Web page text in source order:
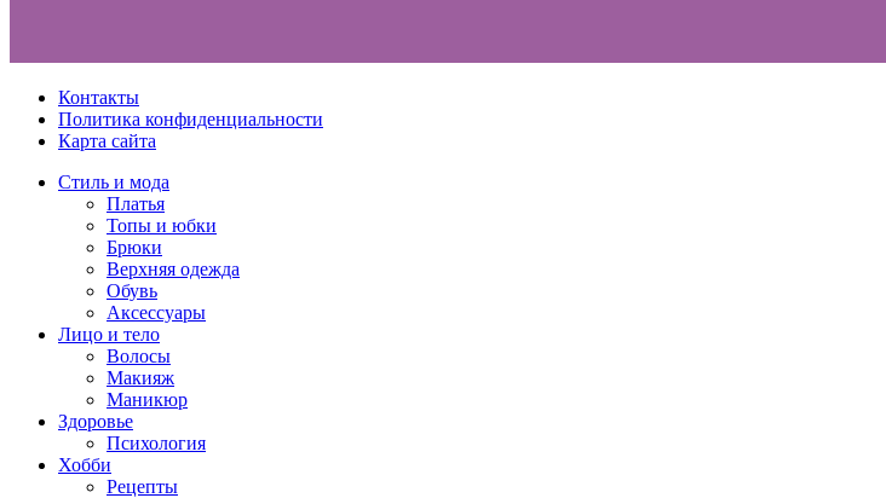
Контакты
Политика конфиденциальности
Карта сайта
Стиль и мода
Платья
Топы и юбки
Брюки
Верхняя одежда
Обувь
Аксессуары
Лицо и тело
Волосы
Макияж
Маникюр
Здоровье
Психология
Хобби
Рецепты